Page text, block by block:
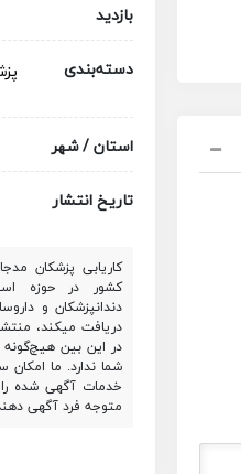
بازدید
دسته‌بندی
استان / شهر
تاریخ انتشار
کاریابی پزشکان
کشور در حوزه
دندانپزشکان و
دریافت میکند،
در این بین
شما ندارد. ما
خدمات آگهی شده را
متوجه فرد آگهی